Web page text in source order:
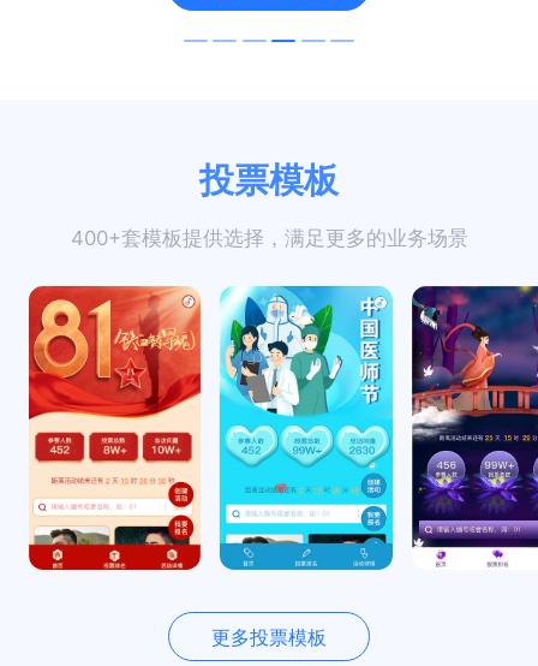
投票模板
400+套模板提供选择，满足更多的业务场景
更多投票模板